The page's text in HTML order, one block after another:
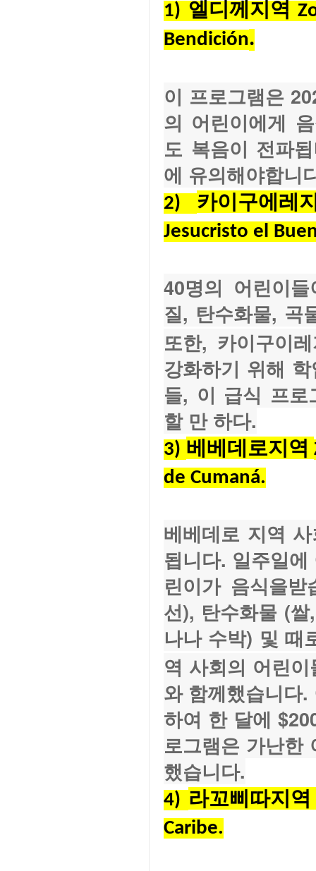
1) 엘디께지역
Bendición.
이 프로그램은
의 어린이에게
도 복음이 전파
에 유의해야합니
2) 카이구에레
Jesucristo el
40명의 어린이
질, 탄수화물, 곡
또한, 카이구이
강화하기 위해
들, 이 급식 프로
할 만 하다.
3) 베베데로지역
de Cumaná.
베베데로 지역
됩니다. 일주일
린이가 음식을
선), 탄수화물 (
나나 수박) 및 때
역 사회의 어린
와 함께했습니다
하여 한 달에
로그램은 가난한
했습니다.
4) 라꼬삐따지
Caribe.